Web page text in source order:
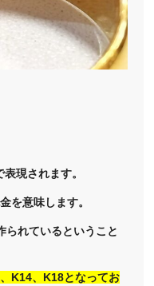
現されます。
を意味します。
られているということ
K14、K18となってお